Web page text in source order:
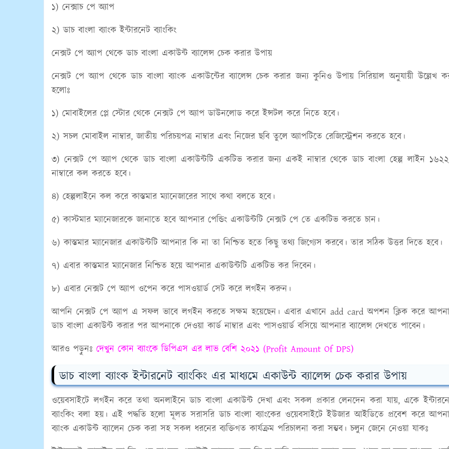
১) নেক্সাচ পে অ্যাপ
২) ডাচ বাংলা ব্যাংক ইন্টারনেট ব্যাংকিং
নেক্সট পে অ্যাপ থেকে ডাচ বাংলা একাউন্ট ব্যালেন্স চেক করার উপায়
নেক্সট পে অ্যাপ থেকে ডাচ বাংলা ব্যাংক একাউন্টের ব্যালেন্স চেক করার জন্য কুনিও উপায় সিরিয়াল অনুযায়ী উল্লেখ
হলোঃ
১) মোবাইলের প্লে স্টোর থেকে নেক্সট পে অ্যাপ ডাউনলোড করে ইন্সটল করে নিতে হবে।
২) সচল মোবাইল নাম্বার, জাতীয় পরিচয়পত্র নাম্বার এবং নিজের ছবি তুলে অ্যাপটিতে রেজিস্ট্রেশন করতে হবে।
৩) নেক্সট পে অ্যাপ থেকে ডাচ বাংলা একাউন্টটি একটিভ করার জন্য একই নাম্বার থেকে ডাচ বাংলা হেল্প লাইন
নাম্বারে কল করতে হবে।
৪) হেল্পলাইনে কল করে কাস্তমার ম্যানেজারের সাথে কথা বলতে হবে।
৫) কাস্টমার ম্যানেজারকে জানাতে হবে আপনার পেন্ডিং একাউন্টটি নেক্সট পে তে একটিভ করতে চান।
৬) কাস্তমার ম্যানেজার একাউন্টটি আপনার কি না তা নিশ্চিত হতে কিছু তথ্য জিগ্যেস করবে। তার সঠিক উত্তর দিতে হবে।
৭) এবার কাস্তমার ম্যানেজার নিশ্চিত হয়ে আপনার একাউন্টটি একটিভ কর দিবেন।
৮) এবার নেক্সট পে অ্যাপ ওপেন করে পাসওয়ার্ড সেট করে লগইন করুন।
আপনি নেক্সট পে অ্যাপ এ সফল ভাবে লগইন করতে সক্ষম হয়েছেন। এবার এখানে add card অপশন ক্লিক করে
ডাচ বাংলা একাউন্ট করার পর আপনাকে দেওয়া কার্ড নাম্বার এবং পাসওয়ার্ড বসিয়ে আপনার ব্যালেন্স দেখতে পাবেন।
আরও পড়ুনঃ দেখুন কোন ব্যাংকে ডিপিএস এর লাভ বেশি ২০২১ (Profit Amount Of DPS)
ডাচ বাংলা ব্যাংক ইন্টারনেট ব্যাংকিং এর মাধ্যমে একাউন্ট ব্যালেন্স চেক করার উপায়
ওয়েবসাইটে লগইন করে তথা অনলাইনে ডাচ বাংলা একাউন্ট দেখা এবং সকল প্রকার লেনদেন করা যায়, একে
ব্যাংকিং বলা হয়। এই পদ্ধতি হলো মূলত সরাসরি ডাচ বাংলা ব্যাংকের ওয়েবসাইটে ইউজার আইডিতে প্রবেশ করে
ব্যাংক একাউন্ট ব্যালেন চেক করা সহ সকল ধরনের ব্যক্তিগত কার্যক্রম পরিচালনা করা সম্ভব। চলুন জেনে নেওয়া যাকঃ